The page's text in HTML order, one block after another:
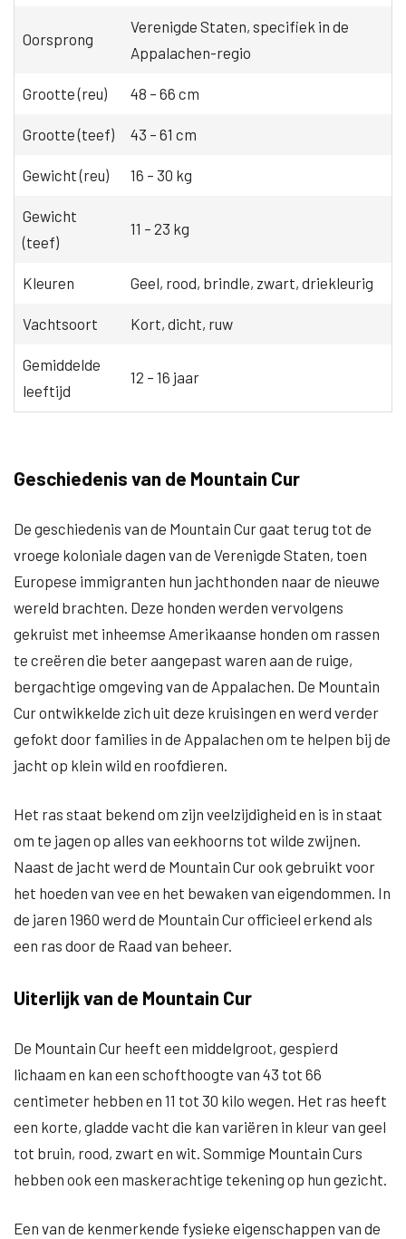
Oorsprong
Verenigde Staten, specifiek in de
Appalachen-regio
Grootte (reu) 48 – 66 cm
Grootte (teef) 43 – 61 cm
Gewicht (reu) 16 – 30 kg
Gewicht
(teef)
11 – 23 kg
Kleuren Geel, rood, brindle, zwart, driekleurig
Vachtsoort Kort, dicht, ruw
Gemiddelde
leeftijd
12 – 16 jaar
Geschiedenis van de Mountain Cur
De geschiedenis van de Mountain Cur gaat terug tot de
vroege koloniale dagen van de Verenigde Staten, toen
Europese immigranten hun jachthonden naar de nieuwe
wereld brachten. Deze honden werden vervolgens
gekruist met inheemse Amerikaanse honden om rassen
te creëren die beter aangepast waren aan de ruige,
bergachtige omgeving van de Appalachen. De Mountain
Cur ontwikkelde zich uit deze kruisingen en werd verder
gefokt door families in de Appalachen om te helpen bij de
jacht op klein wild en roofdieren.
Het ras staat bekend om zijn veelzijdigheid en is in staat
om te jagen op alles van eekhoorns tot wilde zwijnen.
Naast de jacht werd de Mountain Cur ook gebruikt voor
het hoeden van vee en het bewaken van eigendommen. In
de jaren 1960 werd de Mountain Cur officieel erkend als
een ras door de Raad van beheer.
Uiterlijk van de Mountain Cur
De Mountain Cur heeft een middelgroot, gespierd
lichaam en kan een schofthoogte van 43 tot 66
centimeter hebben en 11 tot 30 kilo wegen. Het ras heeft
een korte, gladde vacht die kan variëren in kleur van geel
tot bruin, rood, zwart en wit. Sommige Mountain Curs
hebben ook een maskerachtige tekening op hun gezicht.
Een van de kenmerkende fysieke eigenschappen van de